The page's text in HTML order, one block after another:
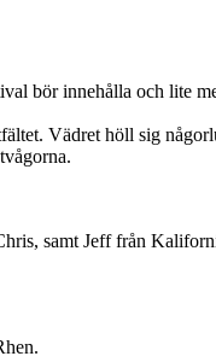
bör innehålla och lite
Vädret höll sig
samt Jeff från